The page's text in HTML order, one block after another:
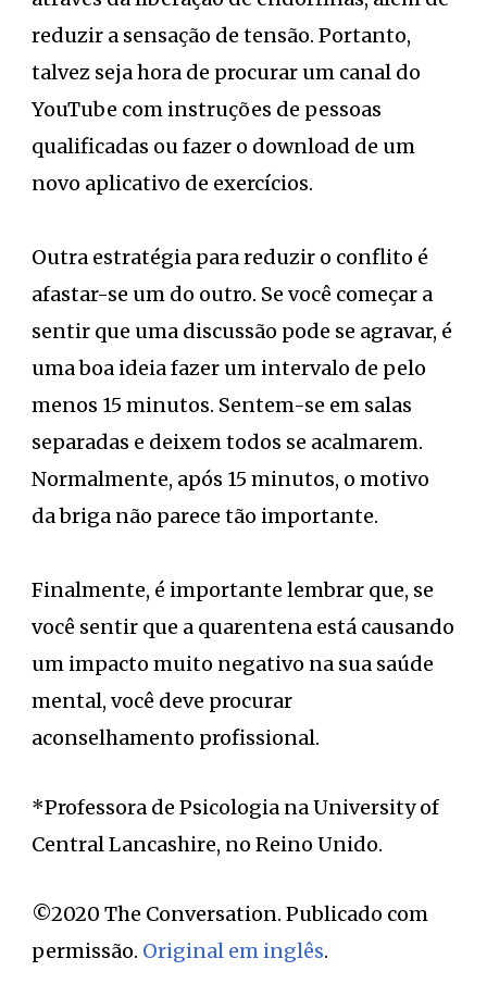
reduzir a sensação de tensão. Portanto,
talvez seja hora de procurar um canal do
YouTube com instruções de pessoas
qualificadas ou fazer o download de um
novo aplicativo de exercícios.
Outra estratégia para reduzir o conflito é
afastar-se um do outro. Se você começar a
sentir que uma discussão pode se agravar, é
uma boa ideia fazer um intervalo de pelo
menos 15 minutos. Sentem-se em salas
separadas e deixem todos se acalmarem.
Normalmente, após 15 minutos, o motivo
da briga não parece tão importante.
Finalmente, é importante lembrar que, se
você sentir que a quarentena está causando
um impacto muito negativo na sua saúde
mental, você deve procurar
aconselhamento profissional.
*Professora de Psicologia na University of
Central Lancashire, no Reino Unido.
©2020 The Conversation. Publicado com
permissão. Original em inglês.